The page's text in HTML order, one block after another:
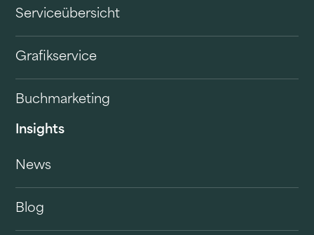
Serviceübersicht
Grafikservice
Buchmarketing
Insights
News
Blog